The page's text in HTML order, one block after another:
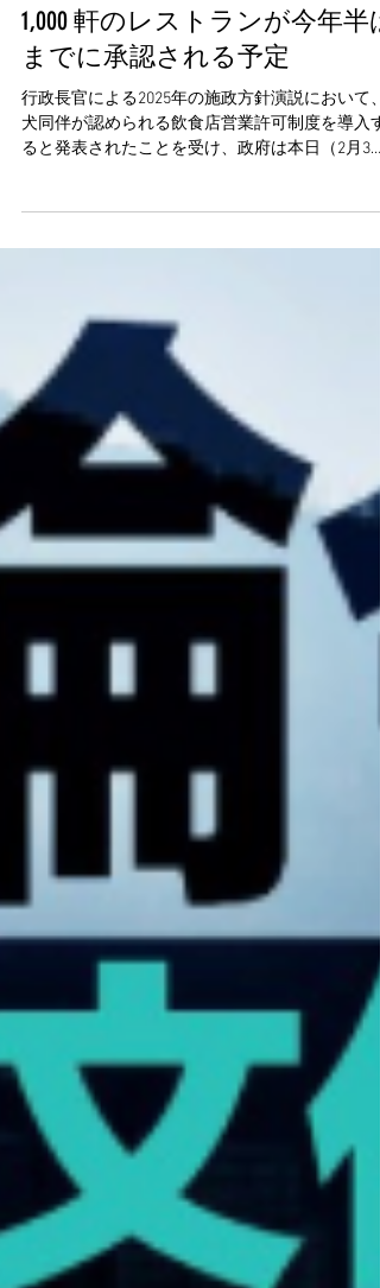
香港のペットフレンドリーな
ストラン：第一段階として、
1,000 軒のレストランが今年半ば
までに承認される予定
日）、飲食店営業許可における犬の入店要件を緩
も承認される見込みです。 政府は今年第1四半期
立法会（議会）に改正案を提出する予定です。手
続きが順調に進めば、最初の申請は今年半ばまで
に承認される見込みで、その頃にはより多くの
「ペットフレンドリーレストラン」が市場に登場
してくるでしょう。食品環境衛生署は当初、約
～1,000件の枠を設ける予定です。これは香港のレ
ストラン全体の約3～5%に相当します。申請は先
順または抽選で割り当てられます。承認されたレ
ストランは、犬を連れて食事をしたくない顧客が
十分な情報に基づいて選択できるよう、入口の目
立つ場所に指定の標識を掲示することが義務付け
られます。 規制は緩和されましたが、安全衛生上
の懸念から、すべての種類のレストランがドッグ
わけではあり